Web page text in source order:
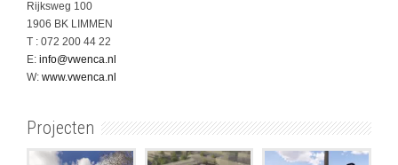
Rijksweg 100
1906 BK LIMMEN
T : 072 200 44 22
E: info@vwenca.nl
W: www.vwenca.nl
Projecten